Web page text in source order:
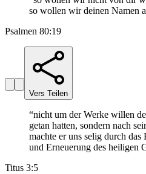
so wollen wir deinen Namen
Psalmen 80:19
Vers Teilen
“nicht um der Werke willen
getan hatten, sondern nach
machte er uns selig durch das
und Erneuerung des heiligen
Titus 3:5